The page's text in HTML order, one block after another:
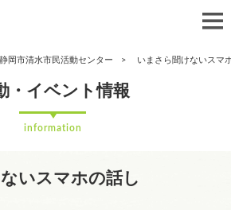
静岡市清水市民活動センター いまさら聞けないスマ
・イベント情報
information
いスマホの話し